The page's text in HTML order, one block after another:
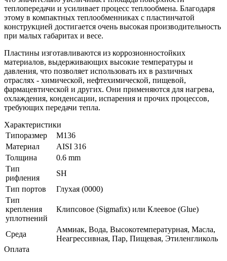
теплопередачи и усиливает процесс теплообмена. Благодаря
этому в компактных теплообменниках с пластинчатой
конструкцией достигается очень высокая производительность
при малых габаритах и весе.
Пластины изготавливаются из коррозионностойких
материалов, выдерживающих высокие температуры и
давления, что позволяет использовать их в различных
отраслях - химической, нефтехимической, пищевой,
фармацевтической и других. Они применяются для нагрева,
охлаждения, конденсации, испарения и прочих процессов,
требующих передачи тепла.
Характеристики
Типоразмер
M136
Материал
AISI 316
Толщина
0.6 mm
Тип
рифления
SH
Тип портов
Глухая (0000)
Тип
крепления
уплотнений
Клипсовое (Sigmafix) или Клеевое (Glue)
Среда
Аммиак, Вода, Высокотемпературная, Масла,
Неагрессивная, Пар, Пищевая, Этиленгликоль
Оплата